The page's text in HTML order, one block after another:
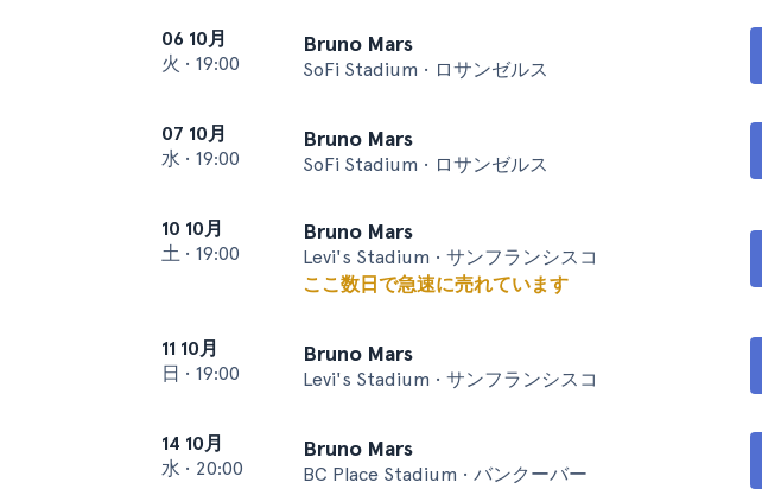
06 10月
火 • 19:00
Bruno Mars
SoFi Stadium • ロサンゼルス
07 10月
水 • 19:00
Bruno Mars
SoFi Stadium • ロサンゼルス
10 10月
土 • 19:00
Bruno Mars
Levi's Stadium • サンフランシスコ
ここ数日で急速に売れています
11 10月
日 • 19:00
Bruno Mars
Levi's Stadium • サンフランシスコ
14 10月
水 • 20:00
Bruno Mars
BC Place Stadium • バンクーバー